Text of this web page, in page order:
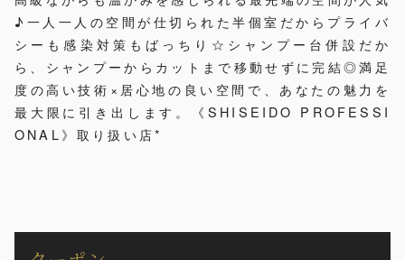
♪一人一人の空間が仕切られた半個室だからプライバ
シーも感染対策もばっちり☆シャンプー台併設だか
ら、シャンプーからカットまで移動せずに完結◎満足
度の高い技術×居心地の良い空間で、あなたの魅力を
最大限に引き出します。《SHISEIDO PROFESSI
ONAL》取り扱い店*